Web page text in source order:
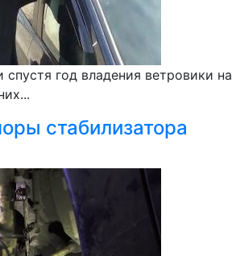
спустя год владения ветровики на
стабилизатора